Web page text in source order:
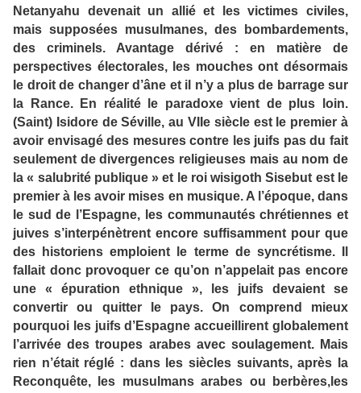
Netanyahu devenait un allié et les victimes civiles,
mais supposées musulmanes, des bombardements,
des criminels. Avantage dérivé : en matière de
perspectives électorales, les mouches ont désormais
le droit de changer d’âne et il n’y a plus de barrage sur
la Rance. En réalité le paradoxe vient de plus loin.
(Saint) Isidore de Séville, au VIIe siècle est le premier à
avoir envisagé des mesures contre les juifs pas du fait
seulement de divergences religieuses mais au nom de
la « salubrité publique » et le roi wisigoth Sisebut est le
premier à les avoir mises en musique. A l’époque, dans
le sud de l’Espagne, les communautés chrétiennes et
juives s’interpénètrent encore suffisamment pour que
des historiens emploient le terme de syncrétisme. Il
fallait donc provoquer ce qu’on n’appelait pas encore
une « épuration ethnique », les juifs devaient se
convertir ou quitter le pays. On comprend mieux
pourquoi les juifs d’Espagne accueillirent globalement
l’arrivée des troupes arabes avec soulagement. Mais
rien n’était réglé : dans les siècles suivants, après la
Reconquête, les musulmans arabes ou berbères,les